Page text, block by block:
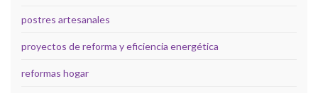
postres artesanales
proyectos de reforma y eficiencia energética
reformas hogar